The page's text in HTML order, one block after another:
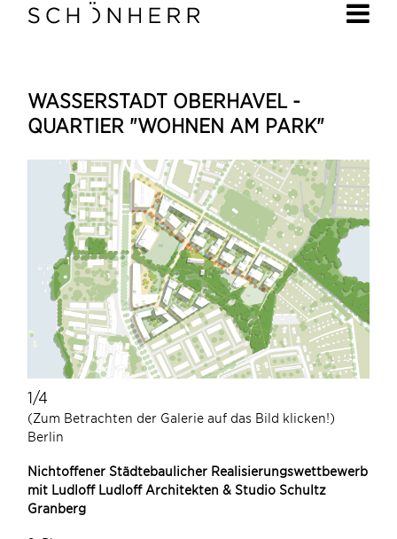
WASSERSTADT OBERHAVEL -
QUARTIER "WOHNEN AM PARK"
1/4
(Zum Betrachten der Galerie auf das Bild klicken!)
Berlin
Nichtoffener Städtebaulicher Realisierungswettbewerb
mit Ludloff Ludloff Architekten & Studio Schultz
Granberg